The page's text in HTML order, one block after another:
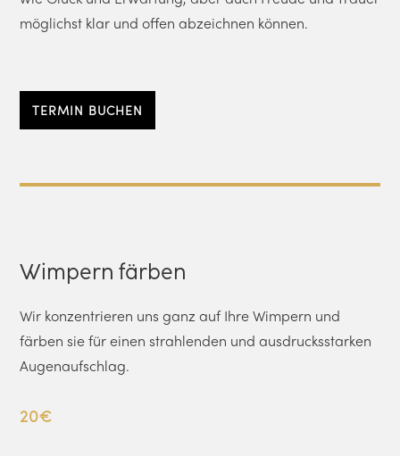
möglichst klar und offen abzeichnen können.
TERMIN BUCHEN
Wimpern färben
Wir konzentrieren uns ganz auf Ihre Wimpern und
färben sie für einen strahlenden und ausdrucksstarken
Augenaufschlag.
20€